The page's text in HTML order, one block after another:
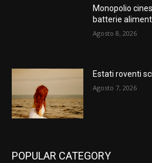
Monopolio
batterie
Agosto 8, 2026
Estati roventi
Agosto 7, 2026
POPULAR CATEGORY